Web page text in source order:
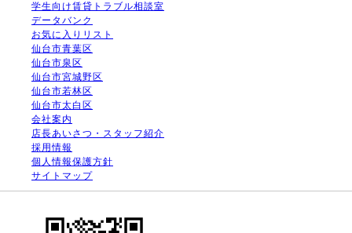
学生向け賃貸トラブル相談室
データバンク
お気に入りリスト
仙台市青葉区
仙台市泉区
仙台市宮城野区
仙台市若林区
仙台市太白区
会社案内
店長あいさつ・スタッフ紹介
採用情報
個人情報保護方針
サイトマップ